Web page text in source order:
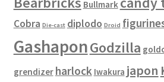
Bullmark
Cobra Die-cast diplodo Droid
GashaponGodzilla
grendizer harlock Iwakura japon